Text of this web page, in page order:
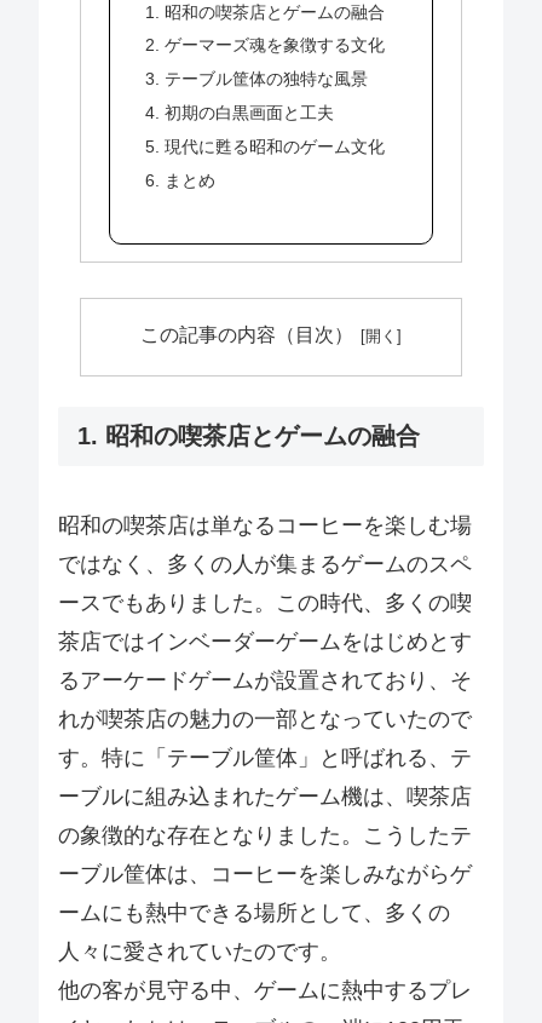
1. 昭和の喫茶店とゲームの融合
2. ゲーマーズ魂を象徴する文化
3. テーブル筐体の独特な風景
4. 初期の白黒画面と工夫
5. 現代に甦る昭和のゲーム文化
6. まとめ
この記事の内容（目次）
1. 昭和の喫茶店とゲームの融合
昭和の喫茶店は単なるコーヒーを楽しむ場
ではなく、多くの人が集まるゲームのスペ
ースでもありました。この時代、多くの喫
茶店ではインベーダーゲームをはじめとす
るアーケードゲームが設置されており、そ
れが喫茶店の魅力の一部となっていたので
す。特に「テーブル筐体」と呼ばれる、テ
ーブルに組み込まれたゲーム機は、喫茶店
の象徴的な存在となりました。こうしたテ
ーブル筐体は、コーヒーを楽しみながらゲ
ームにも熱中できる場所として、多くの
人々に愛されていたのです。
他の客が見守る中、ゲームに熱中するプレ